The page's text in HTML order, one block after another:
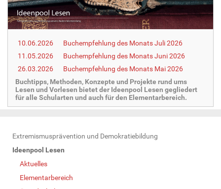
e
h
e
r
:
10.06.2026
Buchempfehlung des Monats Juli 2026
11.05.2026
Buchempfehlung des Monats Juni 2026
26.03.2026
Buchempfehlung des Monats Mai 2026
Buchtipps, Methoden, Konzepte und Projekte rund ums
Lesen und Vorlesen bietet der Ideenpool Lesen gegliedert
für alle Schularten und auch für den Elementarbereich.
N
a
Extremismusprävention und Demokratiebildung
Ideenpool Lesen
Aktuelles
Elementarbereich